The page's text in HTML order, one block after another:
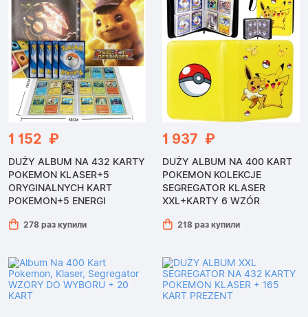
1 152 ₽
DUŻY ALBUM NA 432 KARTY
POKEMON KLASER+5
ORYGINALNYCH KART
POKEMON+5 ENERGI
278 раз купили
1 937 ₽
DUŻY ALBUM NA 400 KART
POKEMON KOLEKCJE
SEGREGATOR KLASER
XXL+KARTY 6 WZÓR
218 раз купили